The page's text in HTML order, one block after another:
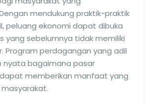
mendukung praktik-praktik
peluang ekonomi dapat dibuka
yang sebelumnya tidak memiliki
Program perdagangan yang adil
nyata bagaimana pasar
memberikan manfaat yang